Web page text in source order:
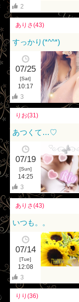
2
ありさ(43)
すっかり(*^^*)
07/25
[Sat]
10:17
3
りお(31)
あつくて…♡
07/19
[Sun]
14:25
3
ありさ(43)
いつも。。
07/14
[Tue]
12:08
3
りり(36)